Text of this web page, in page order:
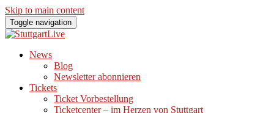
Skip to main content
Toggle navigation
News
Blog
Newsletter abonnieren
Tickets
Ticket Vorbestellung
Ticketcenter – im Herzen von Stuttgart